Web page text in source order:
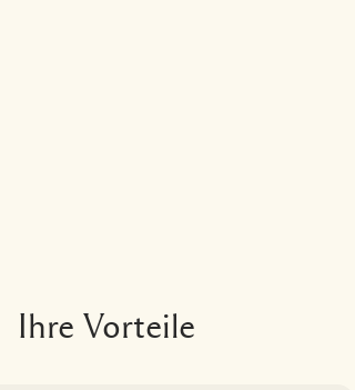
Ihre Vorteile